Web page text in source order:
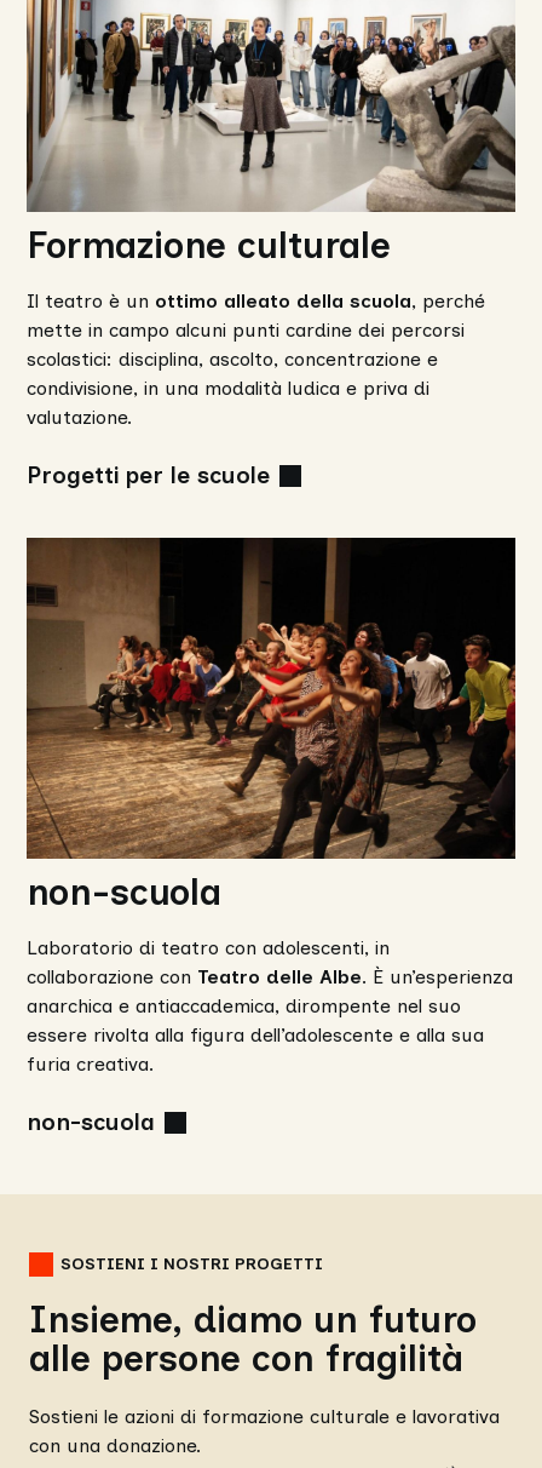
Formazione culturale
Il teatro è un ottimo alleato della scuola, perché
mette in campo alcuni punti cardine dei percorsi
scolastici: disciplina, ascolto, concentrazione e
condivisione, in una modalità ludica e priva di
valutazione.
Progetti per le scuole
non-scuola
Laboratorio di teatro con adolescenti, in
collaborazione con Teatro delle Albe. È un’esperienza
anarchica e antiaccademica, dirompente nel suo
essere rivolta alla figura dell’adolescente e alla sua
furia creativa.
non-scuola
SOSTIENI I NOSTRI PROGETTI
Insieme, diamo un futuro
alle persone con fragilità
Sostieni le azioni di formazione culturale e lavorativa
con una donazione.